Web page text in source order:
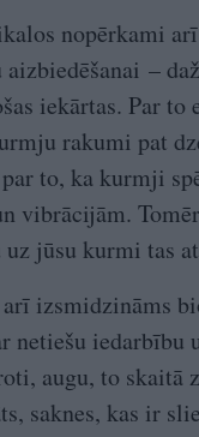
nopērkami
–
iekārtas. Par
rakumi pat
to, ka kurmji
vibrācijām.
jūsu kurmi tas
izsmidzināms
netiešu iedarbību
augu, to skaitā
saknes, kas ir